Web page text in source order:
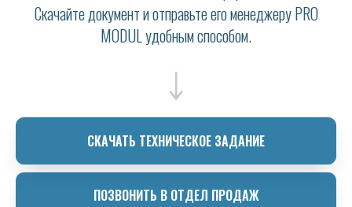
Скачайте документ и отправьте его менеджеру PRO
MODUL удобным способом.
СКАЧАТЬ ТЕХНИЧЕСКОЕ ЗАДАНИЕ
ПОЗВОНИТЬ В ОТДЕЛ ПРОДАЖ